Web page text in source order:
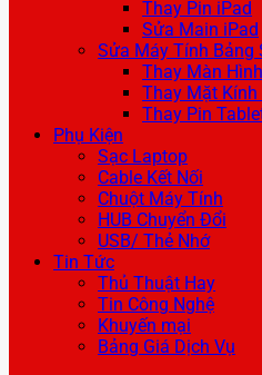
Thay Pin iPad
Sửa Main iPad
Sửa Máy Tính Bảng
Thay Màn
Thay Mặt
Thay Pin
Phụ Kiện
Sạc Laptop
Cable Kết Nối
Chuột Máy Tính
HUB Chuyển Đổi
USB/ Thẻ Nhớ
Tin Tức
Thủ Thuật Hay
Tin Công Nghệ
Khuyến mại
Bảng Giá Dịch Vụ